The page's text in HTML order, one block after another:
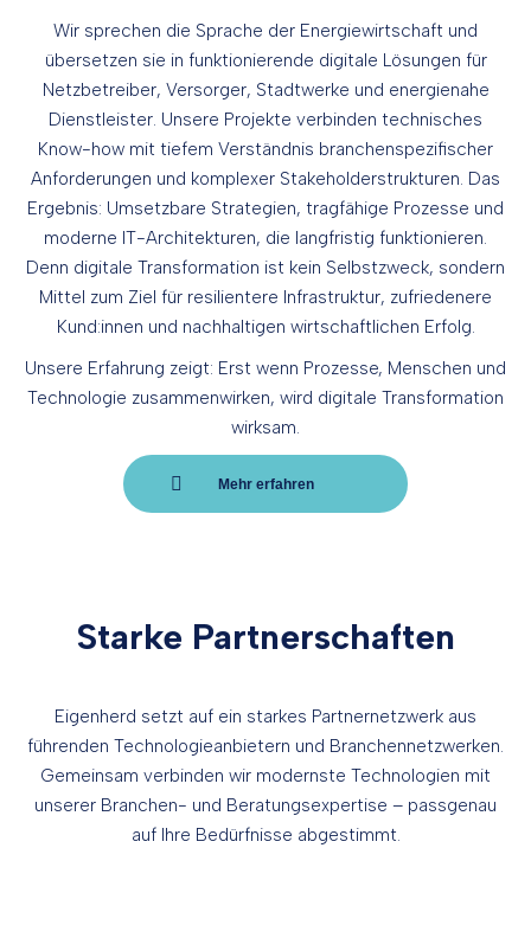
Wir sprechen die Sprache der Energiewirtschaft und
übersetzen sie in funktionierende digitale Lösungen für
Netzbetreiber, Versorger, Stadtwerke und energienahe
Dienstleister. Unsere Projekte verbinden technisches
Know-how mit tiefem Verständnis branchenspezifischer
Anforderungen und komplexer Stakeholderstrukturen. Das
Ergebnis: Umsetzbare Strategien, tragfähige Prozesse und
moderne IT-Architekturen, die langfristig funktionieren.
Denn digitale Transformation ist kein Selbstzweck, sondern
Mittel zum Ziel für resilientere Infrastruktur, zufriedenere
Kund:innen und nachhaltigen wirtschaftlichen Erfolg.
Unsere Erfahrung zeigt: Erst wenn Prozesse, Menschen und
Technologie zusammenwirken, wird digitale Transformation
wirksam.
Mehr erfahren
Starke Partnerschaften
Eigenherd setzt auf ein starkes Partnernetzwerk aus
führenden Technologieanbietern und Branchennetzwerken.
Gemeinsam verbinden wir modernste Technologien mit
unserer Branchen- und Beratungsexpertise – passgenau
auf Ihre Bedürfnisse abgestimmt.